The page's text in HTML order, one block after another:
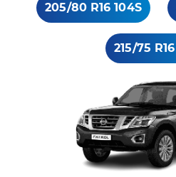
205/80 R16 104S
215/75